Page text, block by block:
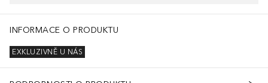
INFORMACE O PRODUKTU
EXKLUZIVNĚ U NÁS